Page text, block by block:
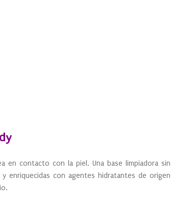
en contacto con la piel. Una base limpiadora sin
enriquecidas con agentes hidratantes de origen